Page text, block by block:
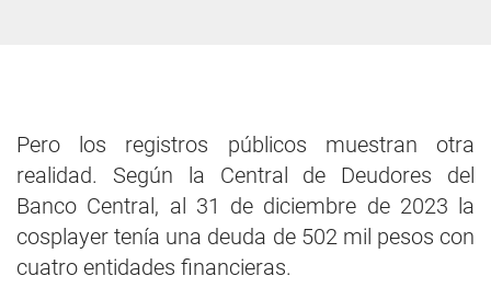
Pero los registros públicos muestran otra
realidad. Según la Central de Deudores del
Banco Central, al 31 de diciembre de 2023 la
cosplayer tenía una deuda de 502 mil pesos con
cuatro entidades financieras.